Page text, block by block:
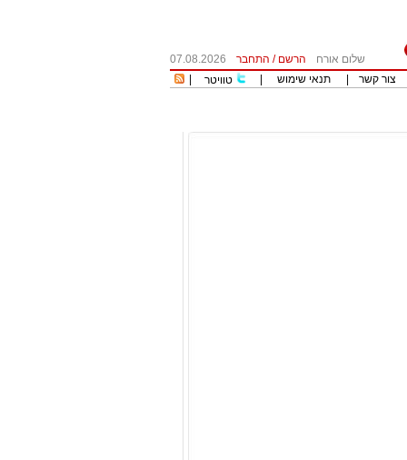
שלום אורח הרשם / התחבר
07.08.2026
צור קשר תנאי שימוש טוויטר